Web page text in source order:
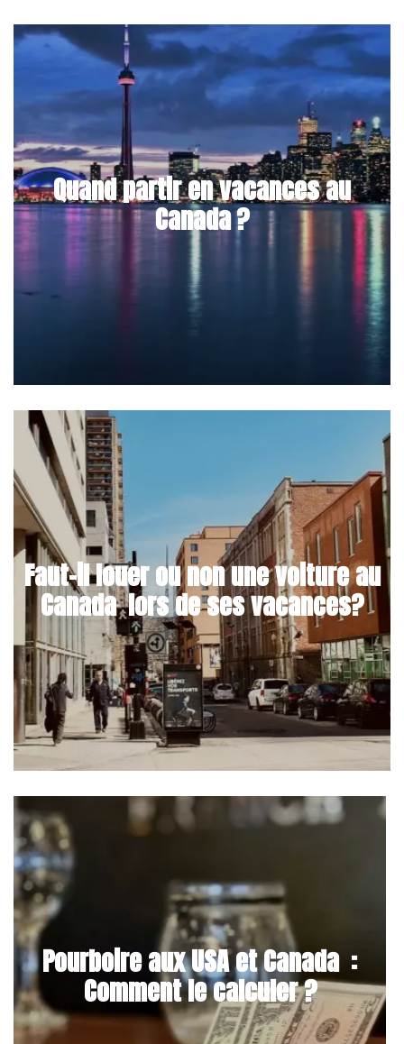
Quand partir en vacances au
Canada ?
Faut-il louer ou non une voiture au
Canada lors de ses vacances?
Pourboire aux USA et Canada :
Comment le calculer ?